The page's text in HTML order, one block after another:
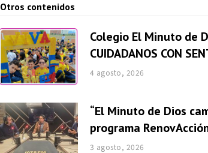
Otros contenidos
Colegio El Minuto de
CUIDADANOS CON
4 agosto, 2026
“El Minuto de Dios
programa
3 agosto, 2026